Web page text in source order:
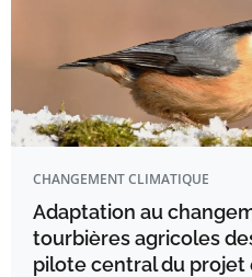
CHANGEMENT CLIMATIQUE
Adaptation au
tourbières agricoles
pilote central du projet